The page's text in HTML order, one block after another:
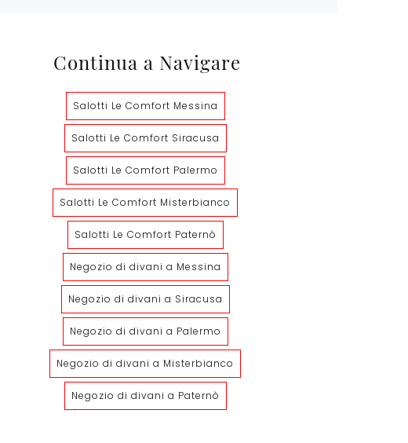
Way
Continua a Navigare
Salotti Le Comfort Messina
Salotti Le Comfort Siracusa
Salotti Le Comfort Palermo
Salotti Le Comfort Misterbianco
Salotti Le Comfort Paternò
Negozio di divani a Messina
Negozio di divani a Siracusa
Negozio di divani a Palermo
Negozio di divani a Misterbianco
Negozio di divani a Paternò